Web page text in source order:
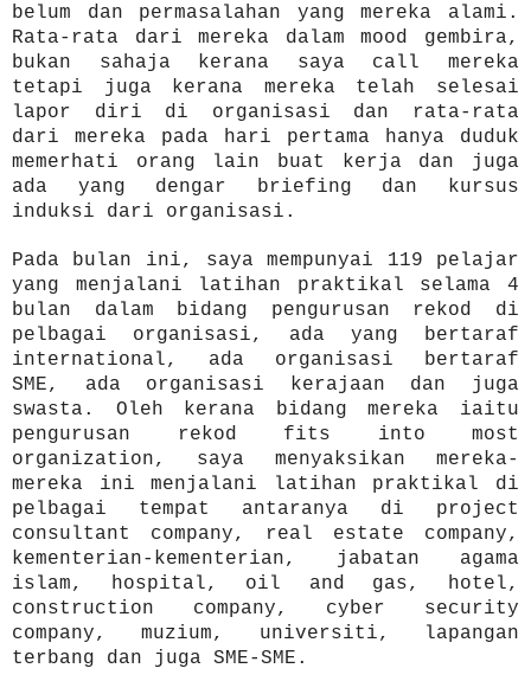
belum dan permasalahan yang mereka alami.
Rata-rata dari mereka dalam mood gembira,
bukan sahaja kerana saya call mereka
tetapi juga kerana mereka telah selesai
lapor diri di organisasi dan rata-rata
dari mereka pada hari pertama hanya duduk
memerhati orang lain buat kerja dan juga
ada yang dengar briefing dan kursus
induksi dari organisasi.
Pada bulan ini, saya mempunyai 119 pelajar
yang menjalani latihan praktikal selama 4
bulan dalam bidang pengurusan rekod di
pelbagai organisasi, ada yang bertaraf
international, ada organisasi bertaraf
SME, ada organisasi kerajaan dan juga
swasta. Oleh kerana bidang mereka iaitu
pengurusan rekod fits into most
organization, saya menyaksikan mereka-
mereka ini menjalani latihan praktikal di
pelbagai tempat antaranya di project
consultant company, real estate company,
kementerian-kementerian, jabatan agama
islam, hospital, oil and gas, hotel,
construction company, cyber security
company, muzium, universiti, lapangan
terbang dan juga SME-SME.